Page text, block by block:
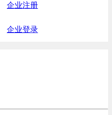
企业注册
企业登录